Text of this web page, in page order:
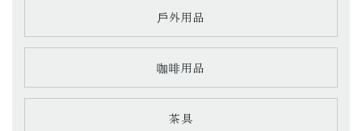
戶外用品
咖啡用品
茶具